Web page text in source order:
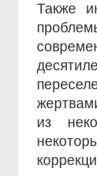
Также
из